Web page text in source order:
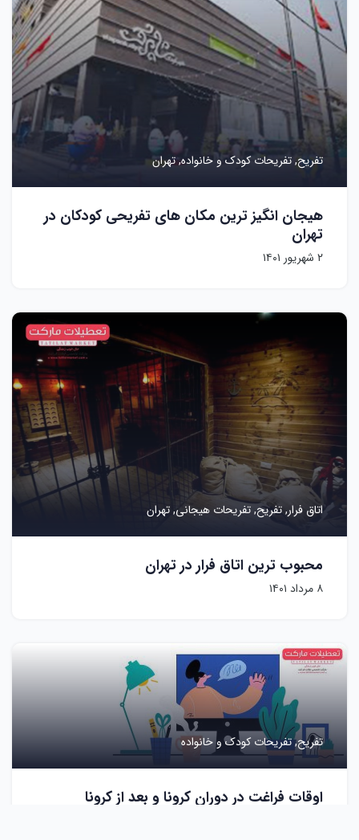
تفریح,تفریحات کودک و خانواده,تهران
هیجان انگیز ترین مکان های تفریحی کودکان در
تهران
۲ شهریور ۱۴۰۱
اتاق فرار,تفریح,تفریحات هیجانی,تهران
محبوب ترین اتاق فرار در تهران
۸ مرداد ۱۴۰۱
تفریح,تفریحات کودک و خانواده
اوقات فراغت در دوران کرونا و بعد از کرونا